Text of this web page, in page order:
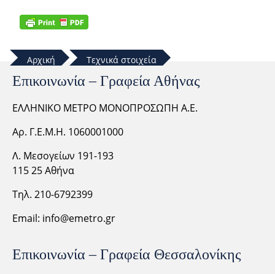
Αρχική Τεχνικά στοιχεία
Επικοινωνία – Γραφεία Αθήνας
ΕΛΛΗΝΙΚΟ ΜΕΤΡΟ ΜΟΝΟΠΡΟΣΩΠΗ Α.Ε.
Αρ. Γ.Ε.Μ.Η. 1060001000
Λ. Μεσογείων 191-193
115 25 Αθήνα
Τηλ. 210-6792399
Email: info@emetro.gr
Επικοινωνία – Γραφεία Θεσσαλονίκης